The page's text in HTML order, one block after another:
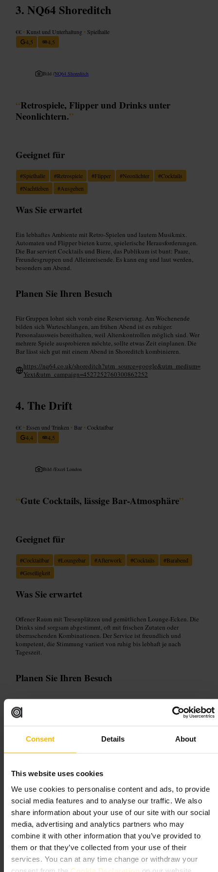
Consent Details About
This website uses cookies
We use cookies to personalise content and ads, to provide
social media features and to analyse our traffic. We also
share information about your use of our site with our social
media, advertising and analytics partners who may
combine it with other information that you’ve provided to
them or that they’ve collected from your use of their
services. You can at any time change or withdraw your
NQ64 Shoreditch
€€ • Kunst und Unterhaltung • Spielhalle
4,5
4,5
Bild /NQ64 Shoreditch
“Retrospiele, Flipper und Drinks unter
Neonlichtern.”
Geeignet für
#Spielhalle #Retrospiele #Flipper #Neonlichter #Cocktails
#Nachtleben #Ausgehen
Was Sie erwartet
Ein lebhaftes Ambiente mit Retro-Spielen und lautem Musikmix.
Automaten und Flipper bieten kurze, spielerische Herausforderungen.
Die Bar serviert Cocktails und Biere, das Publikum ist bunt: Paare,
Freundesgruppen und Alleinreisende. Es kann eng und laut werden,
besonders am Abend.
Planen Sie Ihren Besuch
Für Gruppen lohnt sich vorab eine Reservierung. Am Wochenende
bilden sich Warteschlangen, am frühen Abend ist es ruhiger.
Personalausweis bereithalten, weil Alterskontrollen möglich sind. Wer
mehrere Spiele ausprobieren möchte, sollte etwas Zeit einplanen. Die
Bar lässt sich gut mit einem Abend in Shoreditch kombinieren.
https://nq64.co.uk/shoreditch?utm_source=google&utm_medium=
Yext&utm_campaign=4527252760300862252
The Drift
€€ • Essen und Trinken • Bar •Cocktailbar
4,4
4,5
Bild /Excel London
“Gute Cocktails, lässige Bar‑Atmosphäre”
Geeignet für
#Cocktailbar #Loungebar #Afterwork #Cocktails #Barabend
#Geselligkeit
Was Sie erwartet
Offener Raum mit Tresenplätzen und gemütlichen Lounge‑Ecken. Die
Drinks sind sorgsam abgestimmt, oft mit frischen Zutaten oder
überraschenden Kombinationen. Der Service ist freundlich und
kompetent, die Stimmung variiert von ruhig bis lebhaft je nach
Tageszeit.
Planen Sie Ihren Besuch
funktioniert oft ein spontaner Besuch am Tresen. Kleide dich
smart‑casual, die Atmosphäre ist leger, aber gepflegt. Frag die
Drinks vor.
https://www.drakeandmorgan.co.uk/the-drift/?utm_source=G&utm_
Happiness Forgets
Essen und Trinken Essen und Trinken
Cocktailbar
4,6
Bild /